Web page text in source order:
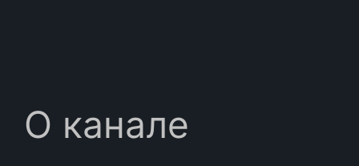
О канале